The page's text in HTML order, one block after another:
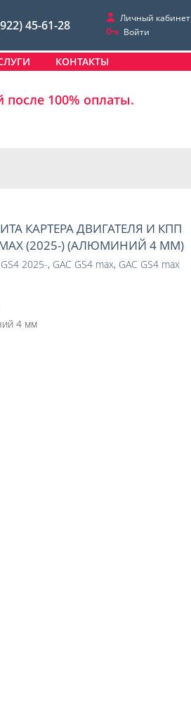
45-61-28
Личный кабинет
Войти
КОНТАКТЫ
после 100% оплаты.
КАРТЕРА ДВИГАТЕЛЯ И КПП
MAX (2025-) (АЛЮМИНИЙ 4 ММ)
2025-, GAC GS4 max, GAC GS4 max
4 мм